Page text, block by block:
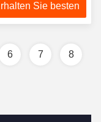
Absorptiv schnell
Weiches
Sie besten
6 7 8